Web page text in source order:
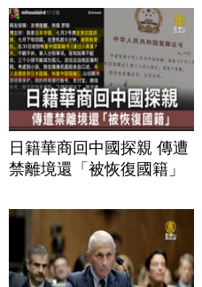
日籍華商回中國探親 傳遭
禁離境還「被恢復國籍」